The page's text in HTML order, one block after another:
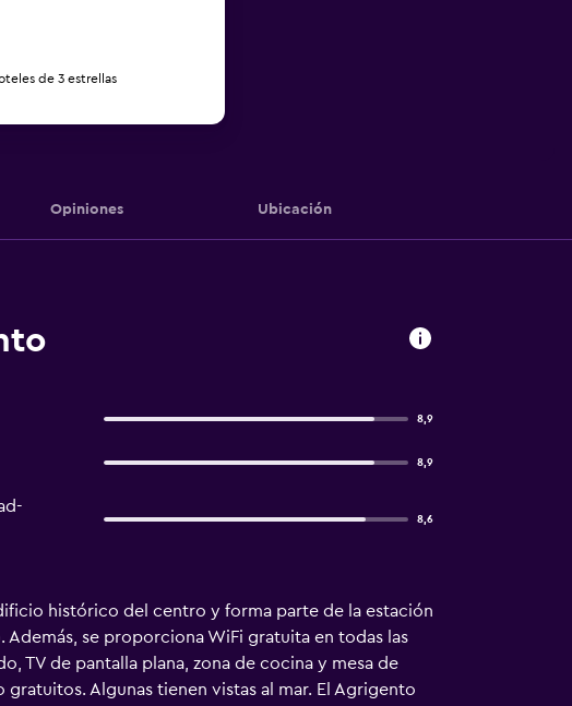
Opiniones Ubicación
8,9
8,9
8,6
histórico del centro y forma parte de la estación
se proporciona WiFi gratuita en todas las
TV de pantalla plana, zona de cocina y mesa de
Algunas tienen vistas al mar. El Agrigento
de 3 estrellas